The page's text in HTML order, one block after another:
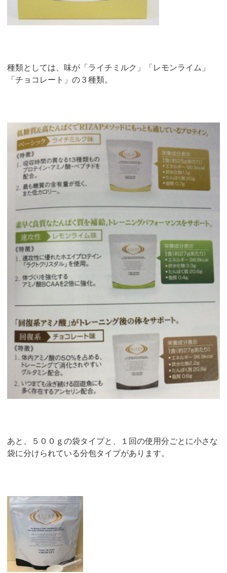
種類としては、味が「ライチミルク」「レモンライム」
「チョコレート」の３種類。
あと、５００ｇの袋タイプと、１回の使用分ごとに小さな
袋に分けられている分包タイプがあります。